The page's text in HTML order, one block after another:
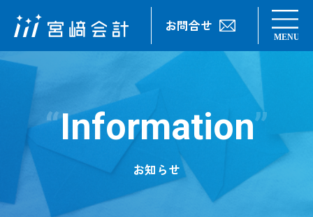
お問合せ
Information
お知らせ